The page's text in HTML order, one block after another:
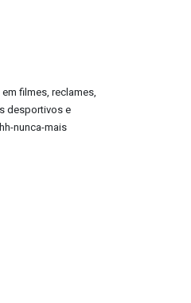
filmes, reclames,
desportivos e
nunca-mais